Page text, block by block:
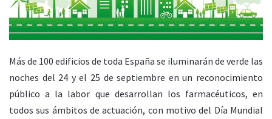
Más de 100 edificios de toda España se iluminarán de verde las
noches del 24 y el 25 de septiembre en un reconocimiento
público a la labor que desarrollan los farmacéuticos, en
todos sus ámbitos de actuación, con motivo del Día Mundial